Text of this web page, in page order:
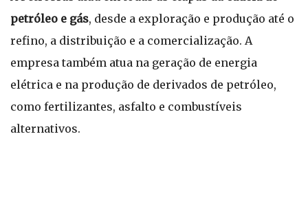
petróleo e gás, desde a exploração e produção até o
refino, a distribuição e a comercialização. A
empresa também atua na geração de energia
elétrica e na produção de derivados de petróleo,
como fertilizantes, asfalto e combustíveis
alternativos.